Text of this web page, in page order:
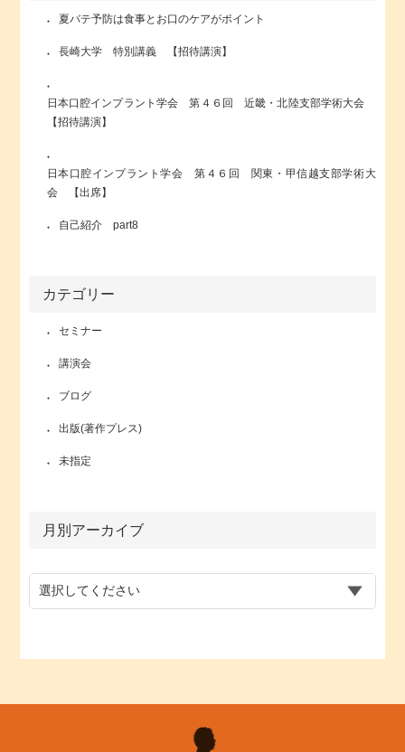
夏バテ予防は食事とお口のケアがポイント
長崎大学 特別講義 【招待講演】
日本口腔インプラント学会 第４６回 近畿・北陸支部学術大会
【招待講演】
日本口腔インプラント学会 第４６回 関東・甲信越支部学術大
会 【出席】
自己紹介 part8
カテゴリー
セミナー
講演会
ブログ
出版(著作プレス)
未指定
月別アーカイブ